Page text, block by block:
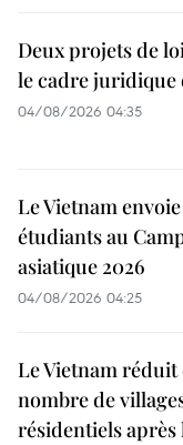
Deux projets de
le cadre juridique
04/08/2026 04:35
Le Vietnam
étudiants au
asiatique 2026
04/08/2026 04:25
Le Vietnam réduit
nombre de
résidentiels après